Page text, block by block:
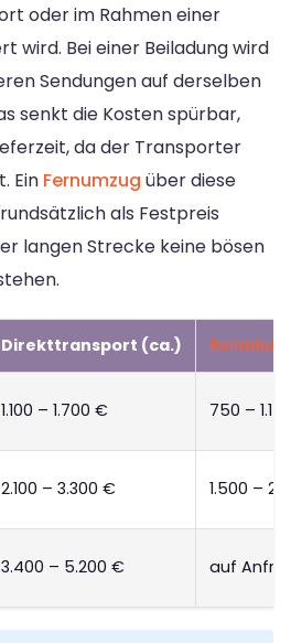
oder im Rahmen einer
wird. Bei einer Beiladung wird
Sendungen auf derselben
senkt die Kosten spürbar,
da der Transporter
Ein Fernumzug über diese
als Festpreis
langen Strecke keine bösen
Direkttransport (ca.) Beiladung
1.100 – 1.700 € 750 –
2.100 – 3.300 € 1.500 –
3.400 – 5.200 € auf